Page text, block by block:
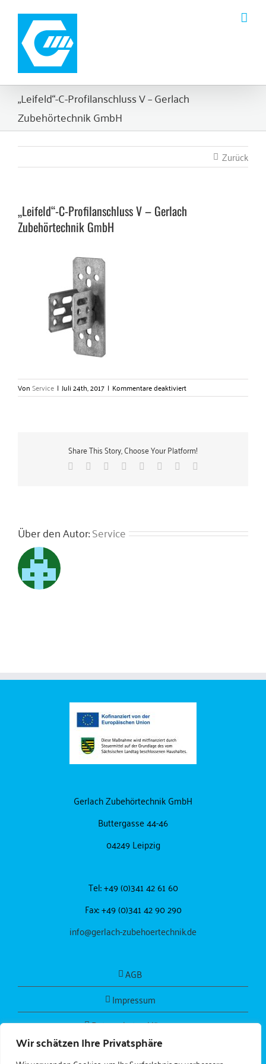
Wir schätzen Ihre Privatsphäre
Inhalt
springen
„Leifeld“-C-Profilanschluss V – Gerlach
Zubehörtechnik GmbH
Zurück
„Leifeld“-C-Profilanschluss V – Gerlach
Zubehörtechnik GmbH
VonService | Juli 24th, 2017 | Kommentare deaktiviertfür
„Leifeld“-
Gerlach
Zubehörtechnik
GmbH
Share This Story, Choose Your Platform!
Facebook Reddit LinkedIn
TumblrPinterest
Über den Autor:Service
Gerlach Zubehörtechnik GmbH
Buttergasse 44-46
04249 Leipzig
Tel: +49 (0)341 42 61 60
Fax: +49 (0)341 42 90 290
info@gerlach-zubehoertechnik.de
AGB
Impressum
Datenschutzerklärung